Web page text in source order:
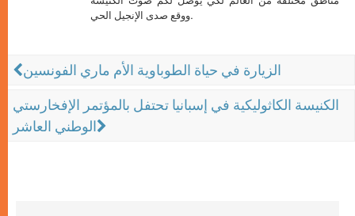
ووقع صدى الإنجيل الحي.
الزيارة في حياة الطوباوية الأم ماري الفونسين
الكنيسة الكاثوليكية في إسبانيا تحتفل بالمؤتمر الإفخارستي
الوطني العاشر